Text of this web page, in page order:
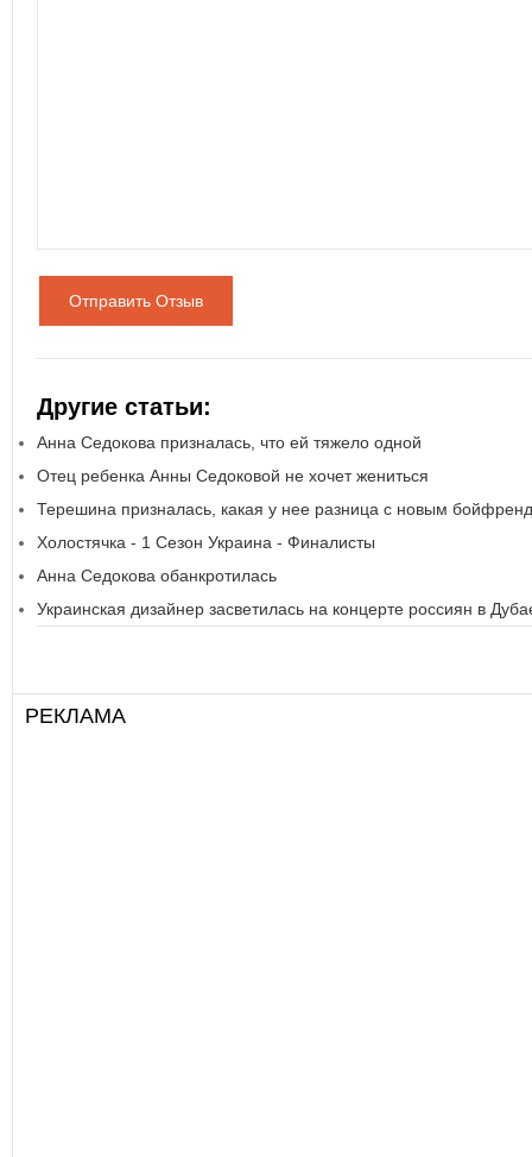
Отправить Отзыв
Другие статьи:
Анна Седокова призналась, что ей тяжело одной
Отец ребенка Анны Седоковой не хочет жениться
Терешина призналась, какая у нее разница с новым
Холостячка - 1 Сезон Украина - Финалисты
Анна Седокова обанкротилась
Украинская дизайнер засветилась на концерте россиян в
РЕКЛАМА